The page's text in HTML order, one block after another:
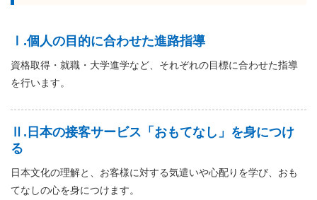
Ⅰ.個人の目的に合わせた進路指導
資格取得・就職・大学進学など、それぞれの目標に合わせた指導
を行います。
Ⅱ.日本の接客サービス「おもてなし」を身につけ
る
日本文化の理解と、お客様に対する気遣いや心配りを学び、おも
てなしの心を身につけます。